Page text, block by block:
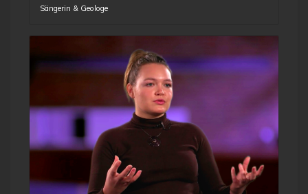
Sängerin & Geologe